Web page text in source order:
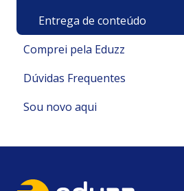
Entrega de conteúdo
Comprei pela Eduzz
Suporte Técnico
Pagamentos e Faturamento
Dúvidas Frequentes
Pagamento
Sou novo aqui